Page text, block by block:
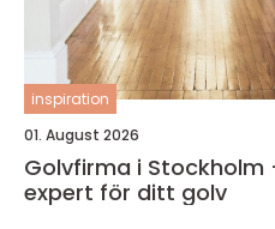
inspiration
01. August 2026
Golvfirma i
expert för ditt golv